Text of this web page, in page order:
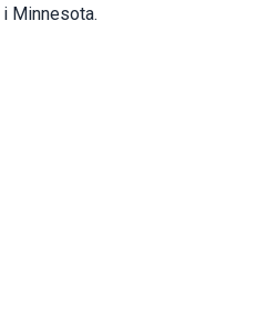
Minnesota.